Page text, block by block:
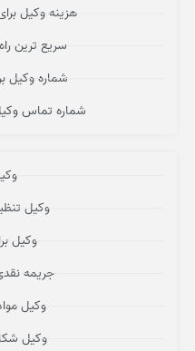
هزینه وکیل
سریع ترین
شماره وکیل
شماره تماس
وکیل
وکیل
جریمه
وکیل
وکیل